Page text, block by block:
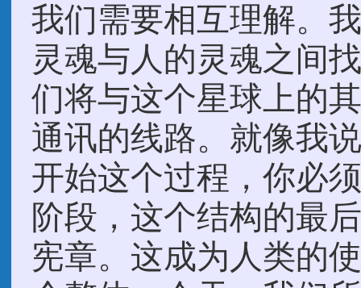
我们需要相互理解。
灵魂与人的灵魂之间
们将与这个星球上的
通讯的线路。就像我
开始这个过程，你必
阶段，这个结构的最
宪章。这成为人类的